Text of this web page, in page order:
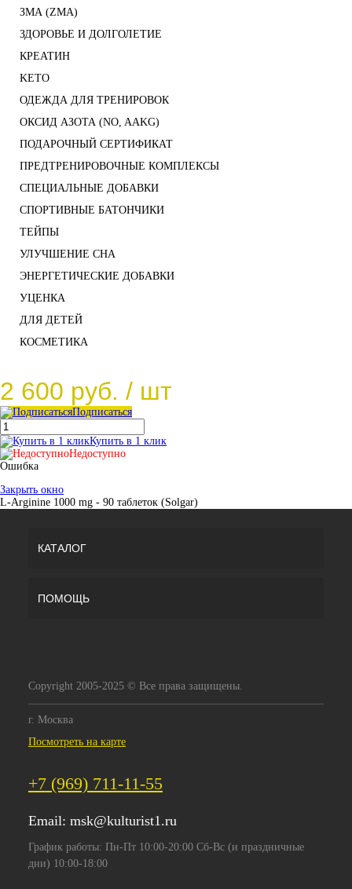
ЗМА (ZMA)
ЗДОРОВЬЕ И ДОЛГОЛЕТИЕ
КРЕАТИН
KETO
ОДЕЖДА ДЛЯ ТРЕНИРОВОК
ОКСИД АЗОТА (NO, AAKG)
ПОДАРОЧНЫЙ СЕРТИФИКАТ
ПРЕДТРЕНИРОВОЧНЫЕ КОМПЛЕКСЫ
СПЕЦИАЛЬНЫЕ ДОБАВКИ
СПОРТИВНЫЕ БАТОНЧИКИ
ТЕЙПЫ
УЛУЧШЕНИЕ СНА
ЭНЕРГЕТИЧЕСКИЕ ДОБАВКИ
УЦЕНКА
ДЛЯ ДЕТЕЙ
КОСМЕТИКА
2 600 руб. / шт
Подписаться
Купить в 1 клик
Недоступно
Ошибка
Закрыть окно
L-Arginine 1000 mg - 90 таблеток (Solgar)
КАТАЛОГ
ПОМОЩЬ
Copyright 2005-2025 © Все права защищены.
г. Москва
Посмотреть на карте
+7 (969) 711-11-55
Email: msk@kulturist1.ru
График работы: Пн-Пт 10:00-20:00 Сб-Вс (и праздничные
дни) 10:00-18:00